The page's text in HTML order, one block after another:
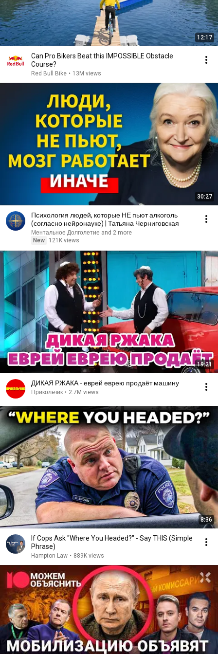
12:17
Can Pro Bikers Beat this IMPOSSIBLE Obstacle
Course?
Red Bull Bike • 13M views
30:27
Психология людей, которые НЕ пьют алкоголь
(согласно нейронауке) | Татьяна Черниговская
Ментальное Долголетие and 2 more
New
121K views
19:21
ДИКАЯ РЖАКА - еврей еврею продаёт машину
Прикольчик • 2.7M views
8:36
If Cops Ask "Where You Headed?" - Say THIS (Simple
Phrase)
Hampton Law • 889K views